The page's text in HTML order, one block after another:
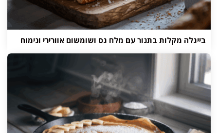
בייגלה מקלות בתנור עם מלח גס ושומשום אוורירי ונימוח